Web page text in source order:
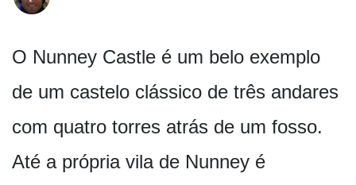
O Nunney Castle é um belo exemplo
de um castelo clássico de três andares
com quatro torres atrás de um fosso.
Até a própria vila de Nunney é